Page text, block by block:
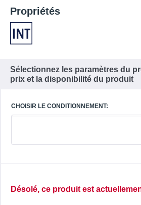
Propriétés
Sélectionnez les paramètres du
prix et la disponibilité du produit
CHOISIR LE CONDITIONNEMENT:
Désolé, ce produit est